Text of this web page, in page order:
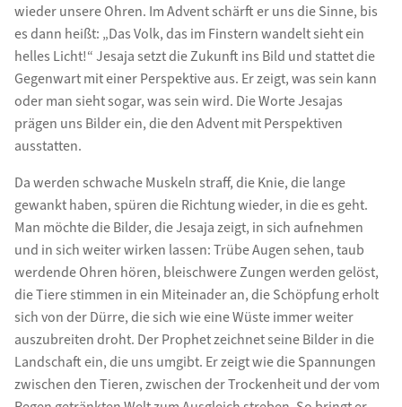
wieder unsere Ohren. Im Advent schärft er uns die Sinne, bis
es dann heißt: „Das Volk, das im Finstern wandelt sieht ein
helles Licht!“ Jesaja setzt die Zukunft ins Bild und stattet die
Gegenwart mit einer Perspektive aus. Er zeigt, was sein kann
oder man sieht sogar, was sein wird. Die Worte Jesajas
prägen uns Bilder ein, die den Advent mit Perspektiven
ausstatten.
Da werden schwache Muskeln straff, die Knie, die lange
gewankt haben, spüren die Richtung wieder, in die es geht.
Man möchte die Bilder, die Jesaja zeigt, in sich aufnehmen
und in sich weiter wirken lassen: Trübe Augen sehen, taub
werdende Ohren hören, bleischwere Zungen werden gelöst,
die Tiere stimmen in ein Miteinader an, die Schöpfung erholt
sich von der Dürre, die sich wie eine Wüste immer weiter
auszubreiten droht. Der Prophet zeichnet seine Bilder in die
Landschaft ein, die uns umgibt. Er zeigt wie die Spannungen
zwischen den Tieren, zwischen der Trockenheit und der vom